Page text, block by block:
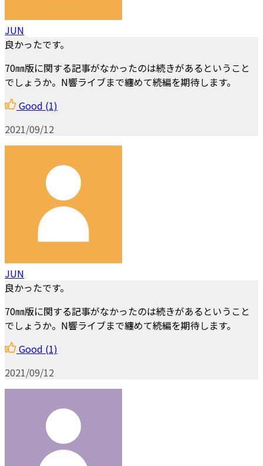
JUN
良かったです。
70㎜版に関する記事がなかったのは続きがあるということ
でしょうか。N響ライブまで纏めて続編を期待します。
Good (1)
2021/09/12
JUN
良かったです。
70㎜版に関する記事がなかったのは続きがあるということ
でしょうか。N響ライブまで纏めて続編を期待します。
Good (1)
2021/09/12